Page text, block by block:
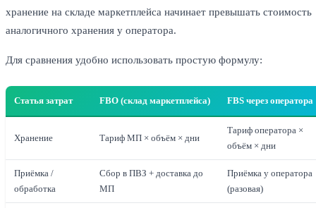
хранение на складе маркетплейса начинает превышать стоимость
аналогичного хранения у оператора.
Для сравнения удобно использовать простую формулу:
Статья затрат FBO (склад маркетплейса) FBS через оператора
Хранение Тариф МП × объём × дни
Тариф оператора ×
объём × дни
Приёмка /
обработка
Сбор в ПВЗ + доставка до
МП
Приёмка у оператора
(разовая)